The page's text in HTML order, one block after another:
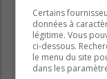
Certains
données à
légitime. Vous
ci-dessous.
le menu du site
dans les